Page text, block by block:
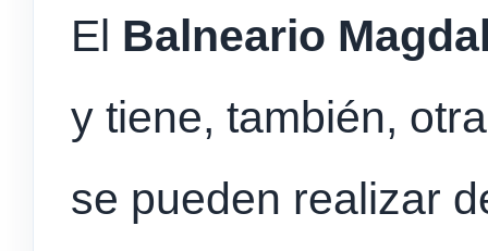
El Balneario
y tiene, también,
se pueden realizar